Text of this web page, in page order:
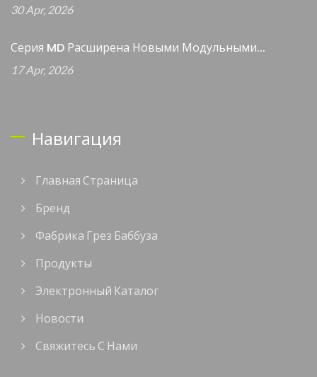
30 Apr, 2026
Серия MD Расширена Новыми Модульными...
17 Apr, 2026
Навигация
Главная Страница
Бренд
Фабрика Грез Баббуза
Продукты
Электронный Каталог
Новости
Свяжитесь С Нами